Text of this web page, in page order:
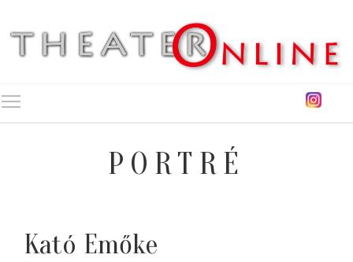
PORTRÉ
Kató Emőke